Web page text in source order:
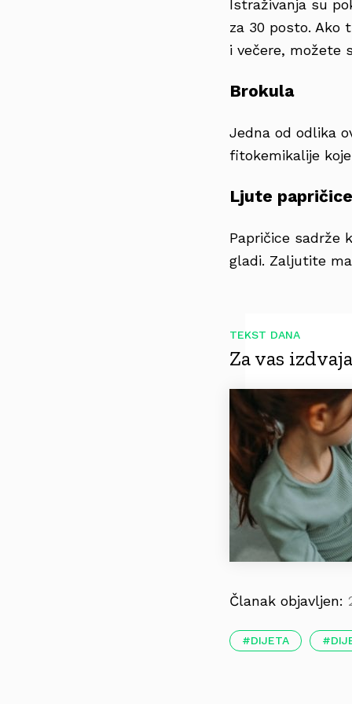
Istraživanja su
za 30 posto. Ako
i večere, možete
Brokula
Jedna od odlika
fitokemikalije
Ljute papričice
Papričice sadrže
gladi. Zaljutite
TEKST DANA
Za vas
Članak objavljen:
DIJETA